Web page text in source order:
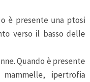
è presente una ptosi
verso il basso delle
Quando è presente
ipertrofia